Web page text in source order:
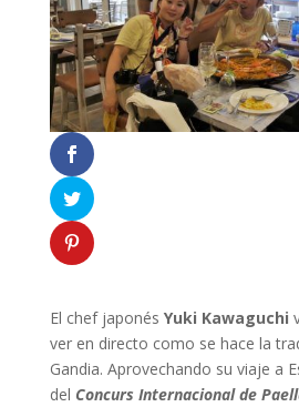
El chef japonés Yuki Kawaguchi
ver en directo como se hace la
Gandia. Aprovechando su viaje a
del Concurs Internacional de